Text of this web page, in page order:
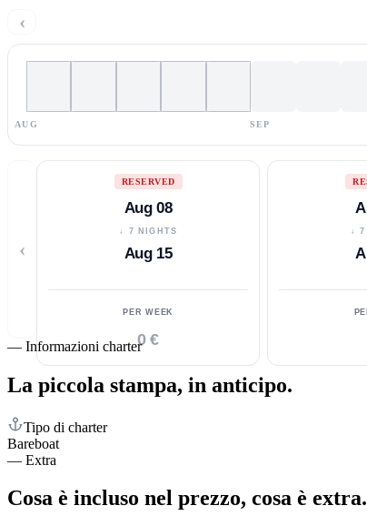
‹
AUG SEP
‹
RESERVED
Aug 08
↓ 7 NIGHTS
Aug 15
PER WEEK
0 €
↓ 7
— Informazioni charter
La piccola stampa, in anticipo.
Tipo di charter
Bareboat
— Extra
Cosa è incluso nel prezzo, cosa è extra.